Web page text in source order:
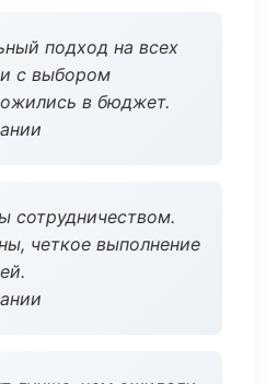
подход на всех
с выбором
в бюджет.
сотрудничеством.
четкое выполнение